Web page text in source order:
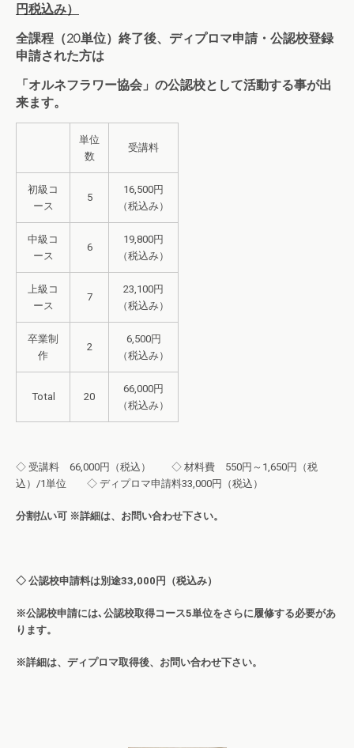
円税込み）
全課程（20単位）終了後、ディプロマ申請・公認校登録
申請された方は
「オルネフラワー協会」の公認校として活動する事が出
来ます。
単位
数
受講料
初級コ
ース
5
16,500円
（税込み）
中級コ
ース
6
19,800円
（税込み）
上級コ
ース
7
23,100円
（税込み）
卒業制
作
2
6,500円
（税込み）
Total 20
66,000円
（税込み）
◇ 受講料 66,000円（税込） ◇ 材料費 550円～1,650円（税
込）/1単位 ◇ ディプロマ申請料33,000円（税込）
分割払い可 ※詳細は、お問い合わせ下さい。
◇ 公認校申請料は別途33,000円（税込み）
※公認校申請には､公認校取得コース5単位をさらに履修する必要があ
ります。
※詳細は、ディプロマ取得後、お問い合わせ下さい。